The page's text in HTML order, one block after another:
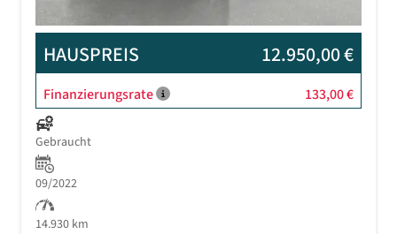
HAUSPREIS 12.950,00 €
Finanzierungsrate 133,00 €
Gebraucht
09/2022
14.930 km